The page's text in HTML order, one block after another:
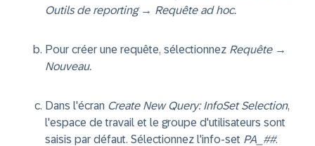
Outils de reporting → Requête ad hoc.
Pour créer une requête, sélectionnez Requête→
Nouveau.
Dans l'écran Create New Query: InfoSet Selection,
l'espace de travail et le groupe d'utilisateurs sont
saisis par défaut. Sélectionnez l'info-set PA_##.